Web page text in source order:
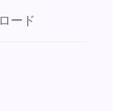
ード